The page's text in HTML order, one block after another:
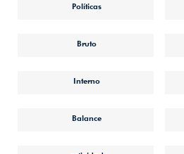
Políticas
Bruto
Interno
Balance